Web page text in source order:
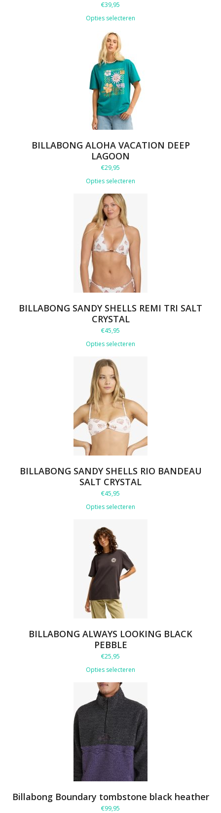
€39,95
Opties selecteren
BILLABONG ALOHA VACATION DEEP
LAGOON
€29,95
Opties selecteren
BILLABONG SANDY SHELLS REMI TRI SALT
CRYSTAL
€45,95
Opties selecteren
BILLABONG SANDY SHELLS RIO BANDEAU
SALT CRYSTAL
€45,95
Opties selecteren
BILLABONG ALWAYS LOOKING BLACK
PEBBLE
€25,95
Opties selecteren
Billabong Boundary tombstone black heather
€99,95